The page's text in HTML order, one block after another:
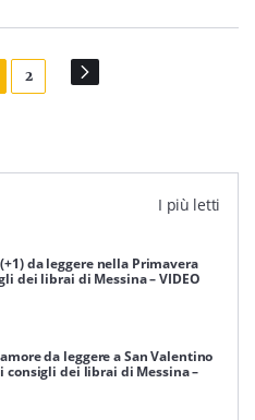
2
I più letti
da leggere nella Primavera
dei librai di Messina – VIDEO
da leggere a San Valentino
consigli dei librai di Messina –